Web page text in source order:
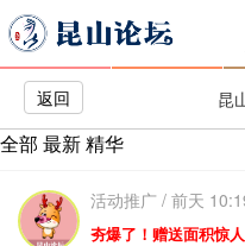
返回 昆
全部 最新精华
活动推广 / 前天
夯爆了！赠送面积惊